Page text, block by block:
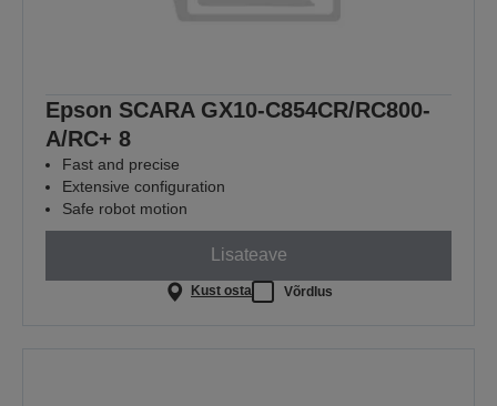
Epson SCARA GX10-C854CR/RC800-
A/RC+ 8
Fast and precise
Extensive configuration
Safe robot motion
Lisateave
Kust osta Võrdlus